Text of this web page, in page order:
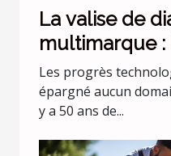
La valise de
multimarque
évolue !
Les progrès
épargné aucun
y a 50 ans de...